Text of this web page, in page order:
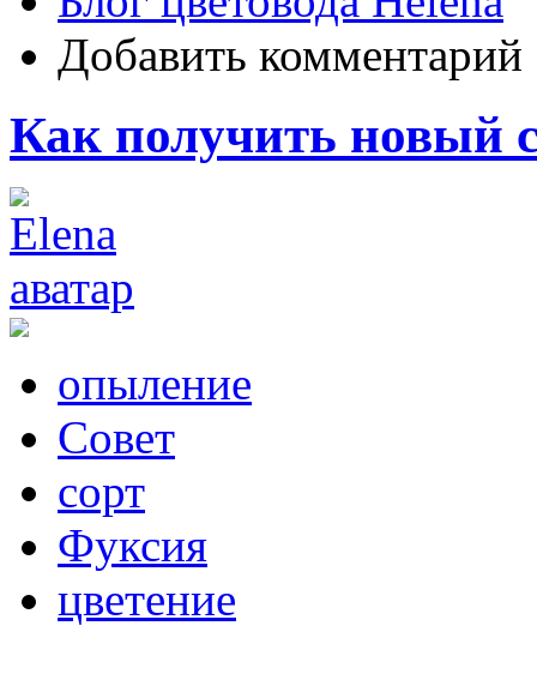
Добавить комментарий
Как получить новый
опыление
Совет
сорт
Фуксия
цветение